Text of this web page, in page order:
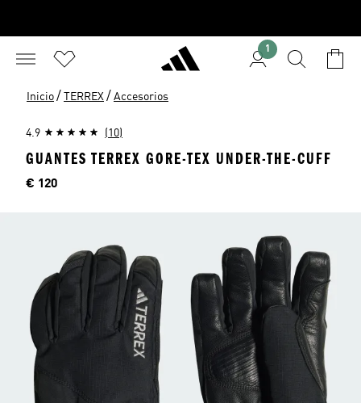
1
Inicio / TERREX / Accesorios
4.9 (10)
GUANTES TERREX GORE-TEX UNDER-THE-CUFF
Precio
€ 120